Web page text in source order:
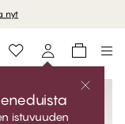
nyt
istuvuuden